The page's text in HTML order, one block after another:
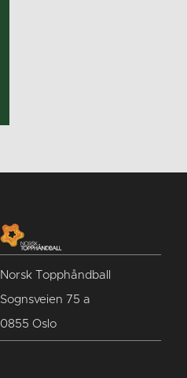
Norsk Topphåndball
Sognsveien 75 a
0855 Oslo